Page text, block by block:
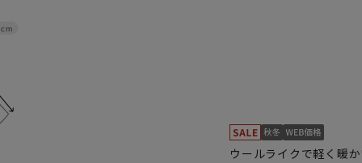
ウールライクで軽く暖